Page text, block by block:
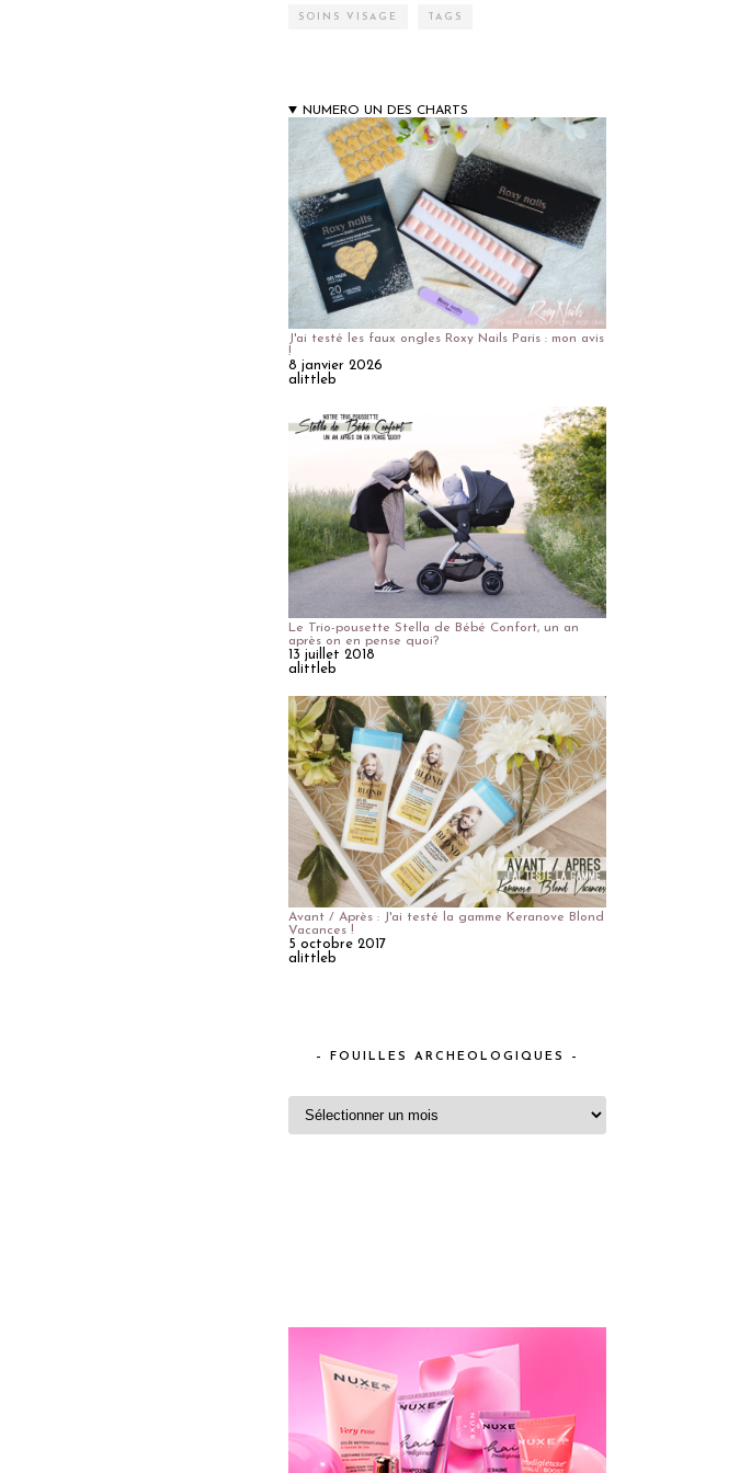
SOINS VISAGE TAGS
NUMERO UN DES CHARTS
J'ai testé les faux ongles Roxy Nails Paris : mon avis
!
8 janvier 2026
alittleb
Le Trio-pousette Stella de Bébé Confort, un an
après on en pense quoi?
13 juillet 2018
alittleb
Avant / Après : J'ai testé la gamme Keranove Blond
Vacances !
5 octobre 2017
alittleb
– FOUILLES ARCHEOLOGIQUES –